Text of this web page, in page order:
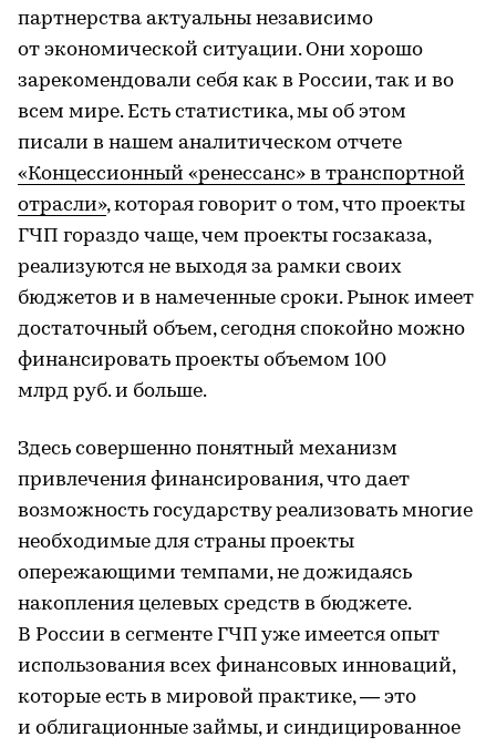
партнерства актуальны независимо
от экономической ситуации. Они хорошо
зарекомендовали себя как в России, так и во
всем мире. Есть статистика, мы об этом
писали в нашем аналитическом отчете
«Концессионный «ренессанс» в транспортной
отрасли», которая говорит о том, что проекты
ГЧП гораздо чаще, чем проекты госзаказа,
реализуются не выходя за рамки своих
бюджетов и в намеченные сроки. Рынок имеет
достаточный объем, сегодня спокойно можно
финансировать проекты объемом 100
млрд руб. и больше.
Здесь совершенно понятный механизм
привлечения финансирования, что дает
возможность государству реализовать многие
необходимые для страны проекты
опережающими темпами, не дожидаясь
накопления целевых средств в бюджете.
В России в сегменте ГЧП уже имеется опыт
использования всех финансовых инноваций,
которые есть в мировой практике, — это
и облигационные займы, и синдицированное